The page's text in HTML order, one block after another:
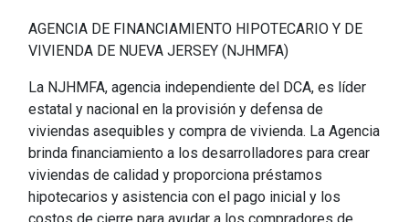
AGENCIA DE FINANCIAMIENTO HIPOTECARIO Y DE
VIVIENDA DE NUEVA JERSEY (NJHMFA)
La NJHMFA, agencia independiente del DCA, es líder
estatal y nacional en la provisión y defensa de
viviendas asequibles y compra de vivienda. La Agencia
brinda financiamiento a los desarrolladores para crear
viviendas de calidad y proporciona préstamos
hipotecarios y asistencia con el pago inicial y los